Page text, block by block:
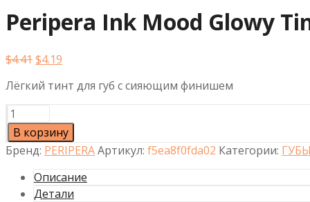
Peripera Ink Mood Glowy
$4.41Первоначальная
составляла
$4.19
$4.19.
Лёгкий тинт для губ с сияющим финишем
Количество
товара
Peripera
Ink
Mood
Glowy
В корзину
Бренд: PERIPERAАртикул: f5ea8f0fda02 Категории:
Описание
Детали